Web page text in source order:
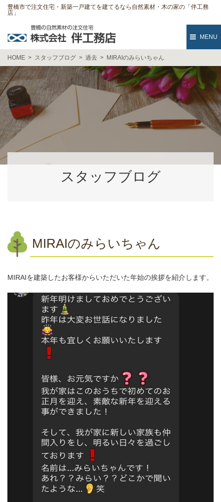
豊橋市で注文住宅・新築一戸建てを建てるなら自然素材・木の家の「伴工務
店」
MENU
HOME スタッフブログ 過去 MIRAIのみらいちゃん
スタッフブログ
MIRAIのみらいちゃん
MIRAIを建築したお客様からいただいた年始の挨拶を紹介します。